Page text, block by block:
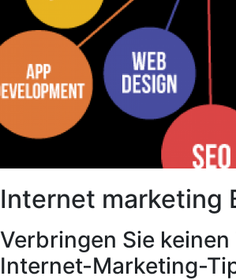
Internet marketing
Verbringen Sie
Internet-Marketing-